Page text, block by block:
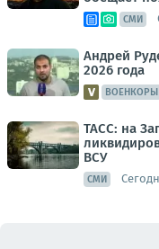
СМИ
Андрей
2026 года
ВОЕНКОРЫ
ТАСС: на
ВСУ
СМИ